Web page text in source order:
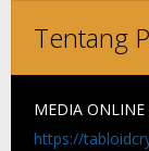
Tentang
MEDIA ONLINE
https://